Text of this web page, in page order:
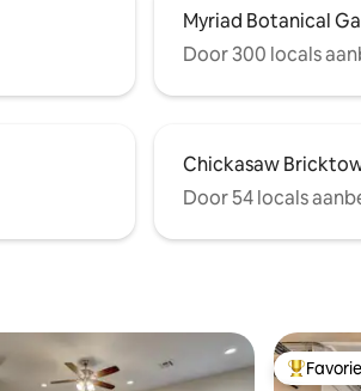
Myriad Botanical
Door 300 locals
Chickasaw
Door 54 locals